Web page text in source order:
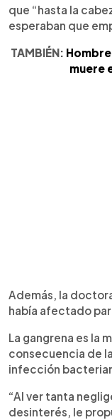
que “hasta la
esperaban que
TAMBIÉN:
muere
Además, la
había afectado
La gangrena es la
consecuencia de
infección
“Al ver tanta
desinterés, le